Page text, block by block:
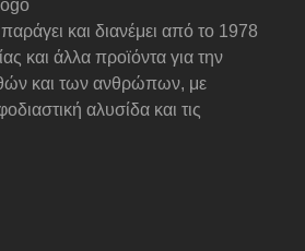
παράγει και διανέμει από το 1978
και άλλα προϊόντα για την
και των ανθρώπων, με
αλυσίδα και τις